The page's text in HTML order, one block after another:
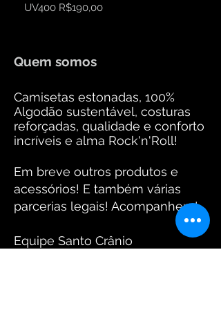
UV400 R$190,00
Quem somos
Camisetas estonadas, 100%
Algodão sustentável, costuras
reforçadas, qualidade e conforto
incríveis e alma Rock'n'Roll!
Em breve outros produtos e
acessórios! E também várias
parcerias legais! Acompanhem!
Equipe Santo Crânio